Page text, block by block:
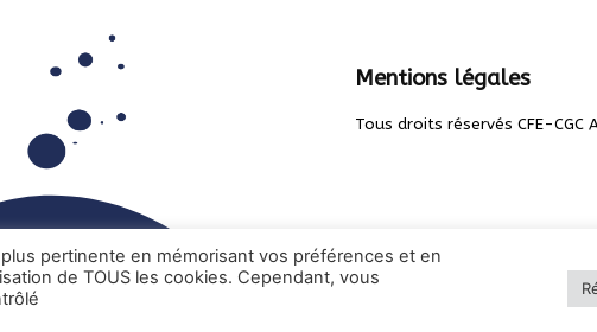
Mentions légales
Tous droits réservés CFE-CGC
pertinente en mémorisant vos préférences et en
de TOUS les cookies. Cependant, vous